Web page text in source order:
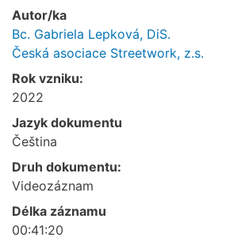
Autor/ka
Bc. Gabriela Lepková, DiS.
Česká asociace Streetwork, z.s.
Rok vzniku:
2022
Jazyk dokumentu
Čeština
Druh dokumentu:
Videozáznam
Délka záznamu
00:41:20